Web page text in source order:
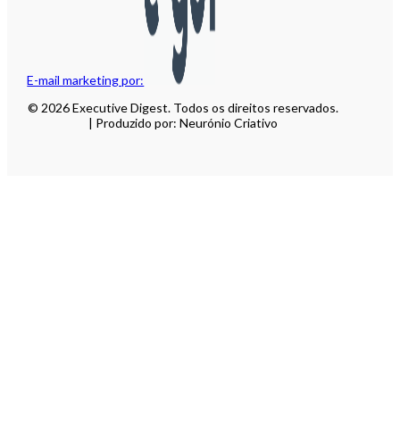
E-mail marketing por:
© 2026 Executive Digest. Todos os direitos reservados.
| Produzido por: Neurónio Criativo